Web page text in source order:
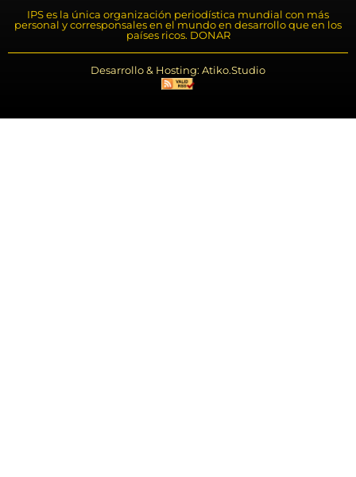
IPS es la única organización periodística mundial con más
personal y corresponsales en el mundo en desarrollo que en los
países ricos. DONAR
Desarrollo & Hosting: Atiko.Studio